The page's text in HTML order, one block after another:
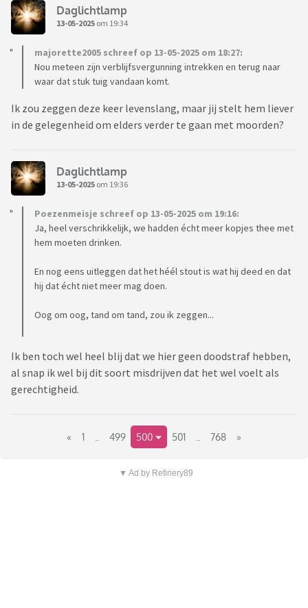
Daglichtlamp
13-05-2025 om 19:34
majorette2005 schreef op 13-05-2025 om 18:27:
Nou meteen zijn verblijfsvergunning intrekken en terug naar
waar dat stuk tuig vandaan komt.
Ik zou zeggen deze keer levenslang, maar jij stelt hem liever
in de gelegenheid om elders verder te gaan met moorden?
Daglichtlamp
13-05-2025 om 19:36
Poezenmeisje schreef op 13-05-2025 om 19:16:
Ja, heel verschrikkelijk, we hadden écht meer kopjes thee met
hem moeten drinken.
En nog eens uitleggen dat het héél stout is wat hij deed en dat
hij dat écht niet meer mag doen.
Oog om oog, tand om tand, zou ik zeggen...
Ik ben toch wel heel blij dat we hier geen doodstraf hebben,
al snap ik wel bij dit soort misdrijven dat het wel voelt als
gerechtigheid.
« 1 499 500 501 768 »
▼ Ad by Refinery89